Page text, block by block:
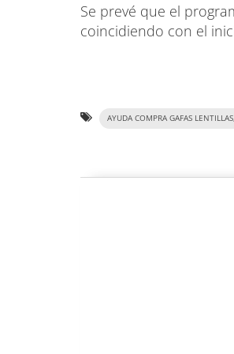
Se prevé que el
coincidiendo con el
AYUDA COMPRA GAFAS